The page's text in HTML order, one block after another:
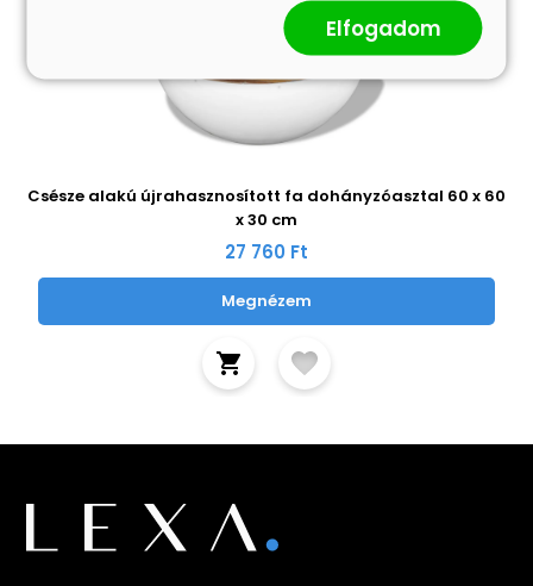
Csésze alakú újrahasznosított fa dohányzóasztal 60 x 60
x 30 cm
27 760 Ft
Megnézem
Elfogadom